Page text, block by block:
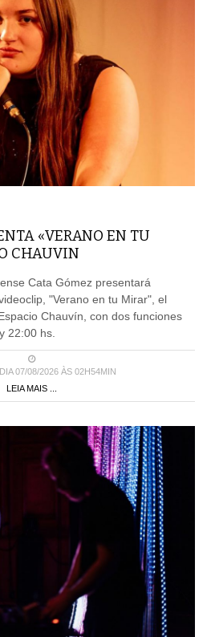
«VERANO EN TU
CHAUVIN
Cata Gómez presentará
"Verano en tu Mirar", el
Chauvín, con dos funciones
22:00 hs.
07/08/2026 ÀS 02H54MIN
LEIA MAIS ...